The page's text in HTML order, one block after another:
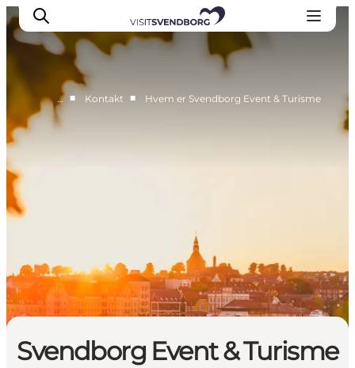
Planlæg dit event
… ■ Kontakt ■ Hvem er Svendborg Event & Turisme
Svendborg Event & Turisme